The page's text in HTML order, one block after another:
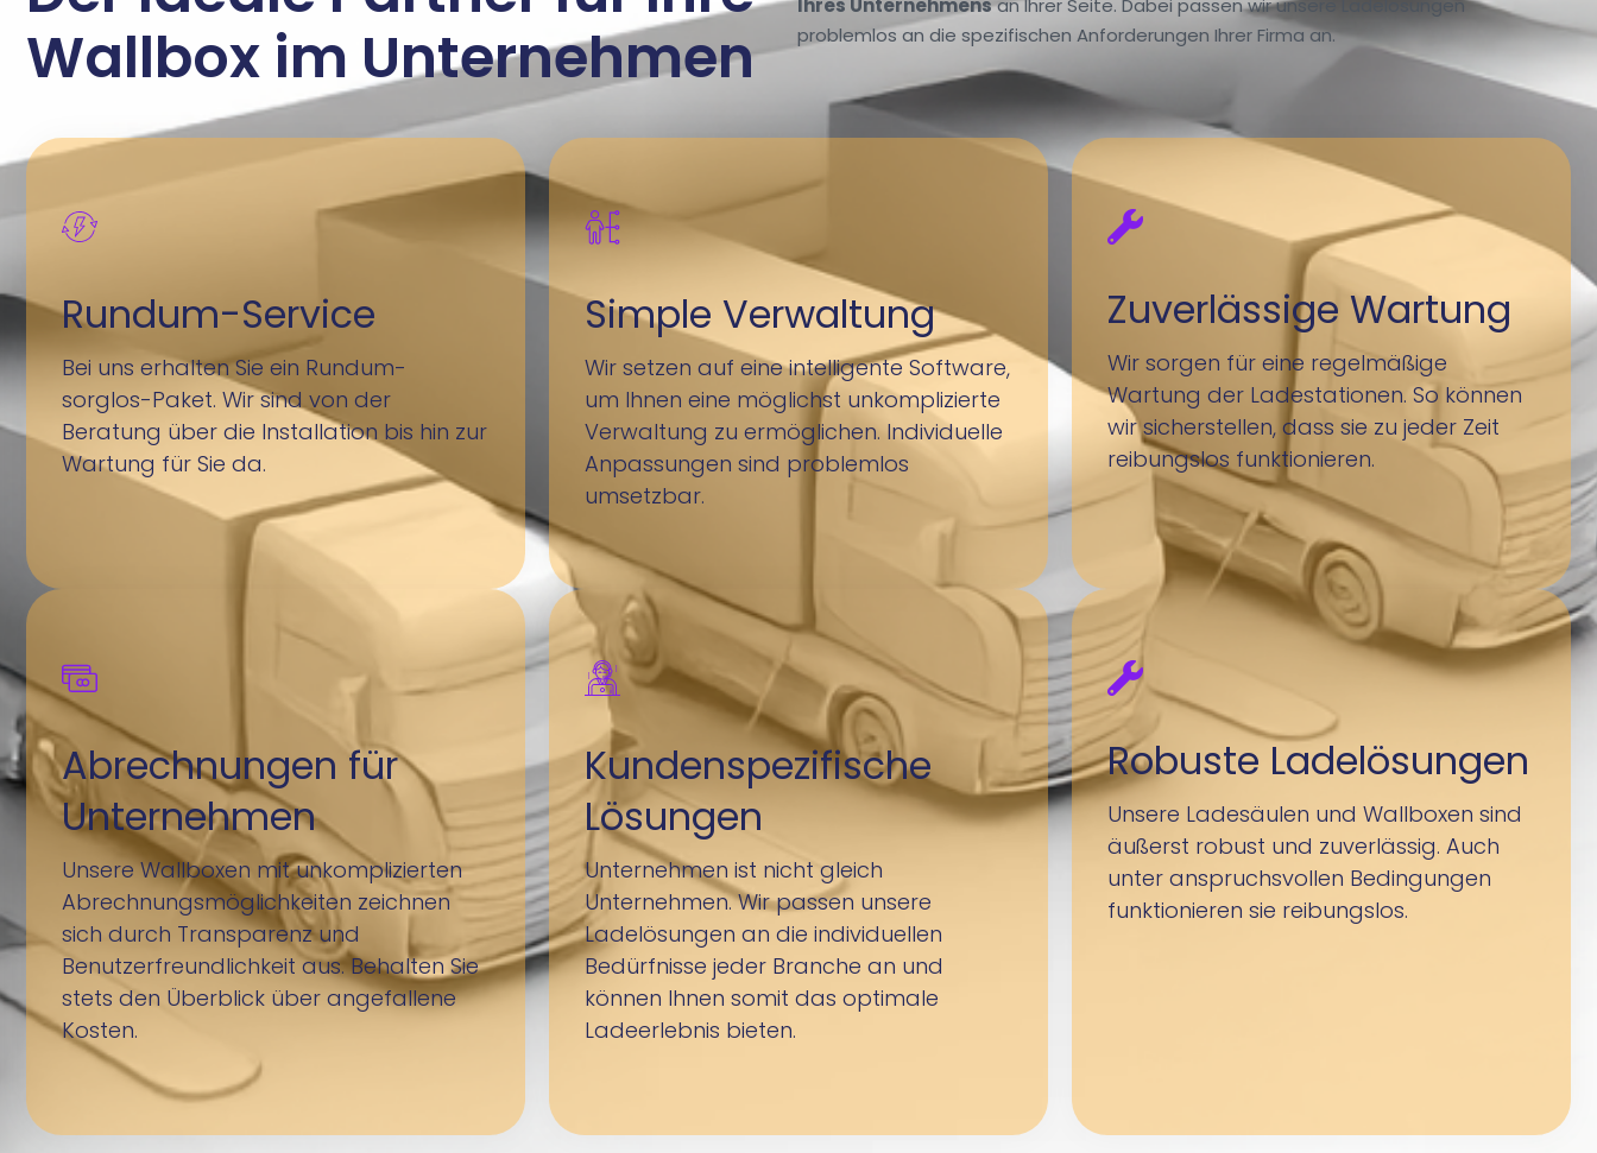
Wallbox im Unternehmen
Ihres Unternehmensan Ihrer Seite. Dabei passen wir unsere Ladelösungen
problemlos an die spezifischen Anforderungen Ihrer Firma an.
Rundum-Service
Bei uns erhalten Sie ein Rundum-
sorglos-Paket. Wir sind von der
Beratung über die Installation bis hin zur
Wartung für Sie da.
Abrechnungen für
Unternehmen
Unsere Wallboxen mit unkomplizierten
Abrechnungsmöglichkeiten zeichnen
sich durch Transparenz und
Benutzerfreundlichkeit aus. Behalten Sie
stets den Überblick über angefallene
Kosten.
Simple Verwaltung
Wirsetzen auf eine intelligente Software,
um Ihnen eine möglichst unkomplizierte
Verwaltung zu ermöglichen. Individuelle
Anpassungen sind problemlos
umsetzbar.
Kundenspezifische
Lösungen
Unternehmen ist nicht gleich
Unternehmen. Wir passen unsere
Ladelösungen an die individuellen
Bedürfnisse jeder Branche an und
können Ihnen somit das optimale
Ladeerlebnis bieten.
Zuverlässige Wartung
Wir sorgen für eine regelmäßige
Wartung der Ladestationen. So können
wir sicherstellen, dass sie zu jeder Zeit
reibungslos funktionieren.
Robuste Ladelösungen
Unsere Ladesäulen und Wallboxen sind
äußerst robust und zuverlässig. Auch
unter anspruchsvollen Bedingungen
funktionieren sie reibungslos.